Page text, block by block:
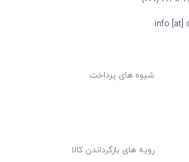
info [at]
شیوه های پرداخت
رویه های بازگرداندن کالا